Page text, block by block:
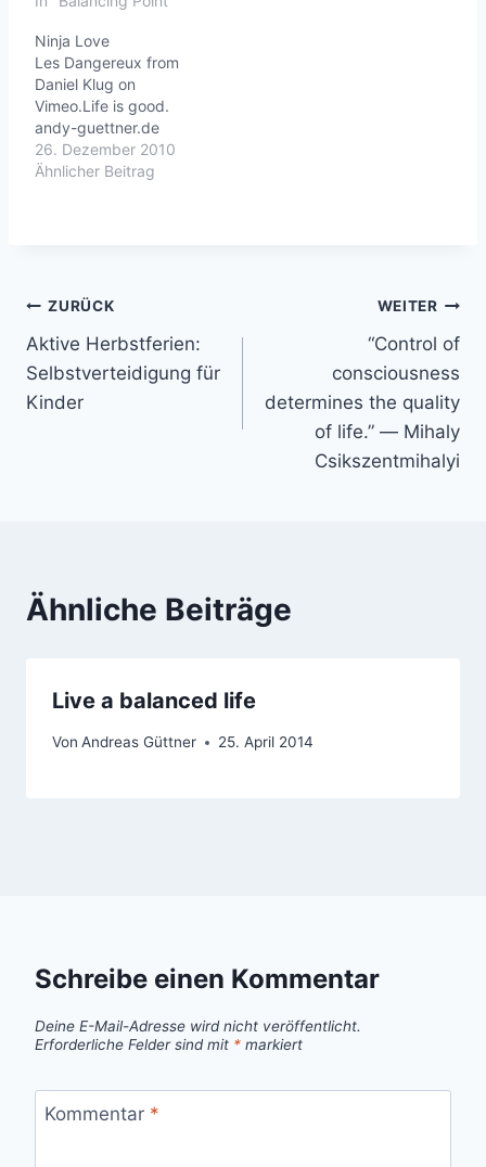
Balancing Point from
Daniel Kelly Brown on
Vimeo.Vor 10 Jahren
habe ich Balancing Point
entdeckt. Ich habe
heute auf Vimeo
gesucht…
Ninja Love
Les Dangereux from
Daniel Klug on
Vimeo.Life is good.
andy-guettner.de
26. Dezember 2010
Ähnlicher Beitrag
Beitragsnavigation
ZURÜCK
Aktive Herbstferien:
Selbstverteidigung für
Kinder
WEITER
“Control of
consciousness
determines the quality
of life.” ― Mihaly
Csikszentmihalyi
Ähnliche Beiträge
Live a balanced life
Von Andreas Güttner 25. April 2014
Schreibe einen Kommentar
Deine E-Mail-Adresse wird nicht veröffentlicht.
Erforderliche Felder sind mit * markiert
Kommentar *